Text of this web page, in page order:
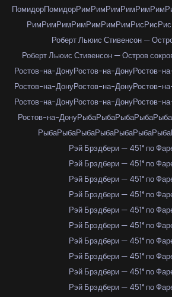
ПомидорПомидорРимРимРимРимРимРим
РимРимРимРимРимРимРимРисРисРис
Роберт Льюис Стивенсон —
Роберт Льюис Стивенсон — Остров
Ростов-на-ДонуРостов-на-ДонуРостов-
Ростов-на-ДонуРостов-на-ДонуРостов-
Ростов-на-ДонуРостов-на-ДонуРостов-
Ростов-на-ДонуРыбаРыбаРыбаРыбаРыба
РыбаРыбаРыбаРыбаРыбаРыбаРыба
Рэй Брэдбери — 451° по
Рэй Брэдбери — 451° по
Рэй Брэдбери — 451° по
Рэй Брэдбери — 451° по
Рэй Брэдбери — 451° по
Рэй Брэдбери — 451° по
Рэй Брэдбери — 451° по
Рэй Брэдбери — 451° по
Рэй Брэдбери — 451° по
Рэй Брэдбери — 451° по